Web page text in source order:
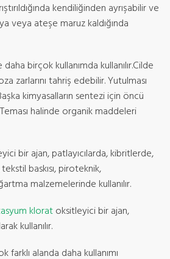
kendiliğinden ayrışabilir ve
veya ateşe maruz kaldığında
birçok kullanımda kullanılır.Cilde
zarlarını tahriş edebilir. Yutulması
kimyasalların sentezi için öncü
halinde organik maddeleri
bir ajan, patlayıcılarda, kibritlerde,
baskısı, piroteknik,
malzemelerinde kullanılır.
kloratoksitleyici bir ajan,
kullanılır.
farklı alanda daha kullanımı